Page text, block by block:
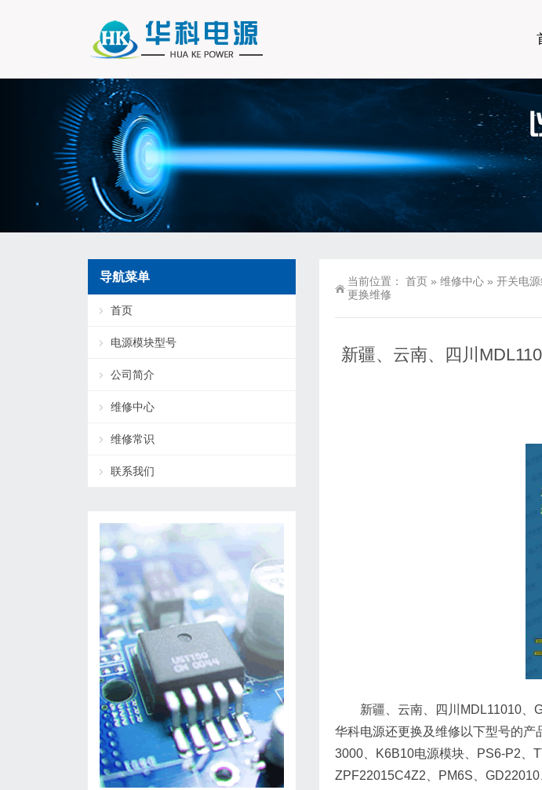
当前位置： 首页 » 维修中心 » 开关电
更换维修
新疆、云南、四川
新疆、云南、四川MDL11010、
华科电源还更换及维修以下型号的
3000、K6B10电源模块、PS6-P2、
ZPF22015C4Z2、PM6S、
导航菜单
首页
电源模块型号
公司简介
维修中心
维修常识
联系我们